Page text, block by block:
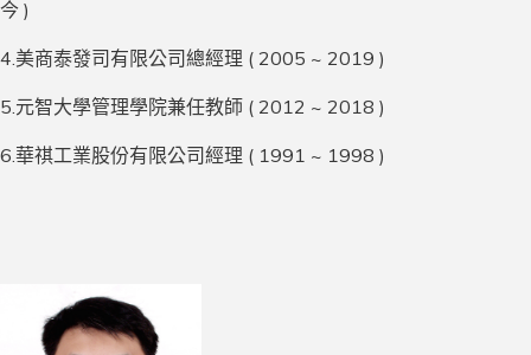
今 )
4.美商泰發司有限公司總經理 ( 2005 ~ 2019 )
5.元智大學管理學院兼任教師 ( 2012 ~ 2018 )
6.華祺工業股份有限公司經理 ( 1991 ~ 1998 )